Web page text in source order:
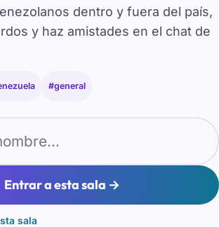
dentro y fuera del país,
y haz amistades en el chat de
#general
Entrar a esta sala →
sala